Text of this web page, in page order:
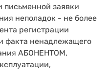
заявки
неполадок - не более
регистрации
факта ненадлежащего
АБОНЕНТОМ,